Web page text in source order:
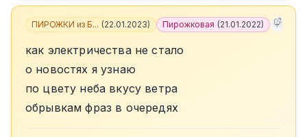
ПИРОЖКИ из Б... (22.01.2023) Пирожковая (21.01.2022) +11
как электричества не стало
о новостях я узнаю
по цвету неба вкусу ветра
обрывкам фраз в очередях